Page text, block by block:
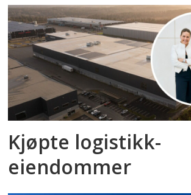
Kjøpte logistikk­
eiendommer